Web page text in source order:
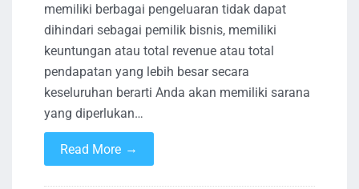
memiliki berbagai pengeluaran tidak dapat
dihindari sebagai pemilik bisnis, memiliki
keuntungan atau total revenue atau total
pendapatan yang lebih besar secara
keseluruhan berarti Anda akan memiliki sarana
yang diperlukan…
Read More →